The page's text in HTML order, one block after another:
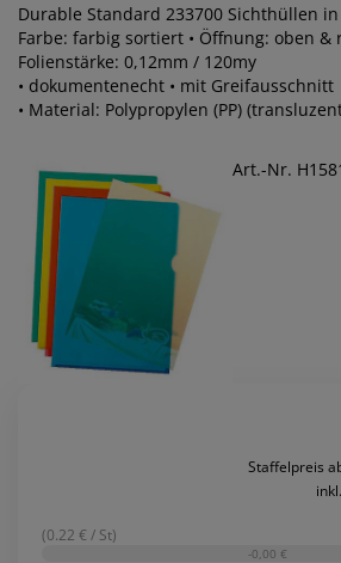
Durable Standard 233700 Sichthüllen in
Farbe: farbig sortiert • Öffnung: oben &
Folienstärke: 0,12mm / 120my
• dokumentenecht • mit Greifausschnitt
• Material: Polypropylen (PP)
Art.-Nr.
Staffelpreis
(0.22 € / St)
-0,00 €